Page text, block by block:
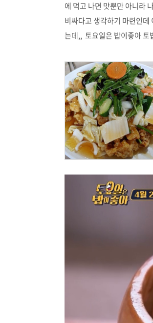
에 먹고 나면 맛뿐만 아니라
비싸다고 생각하기 마련인
는데,, 토요일은 밥이좋아 토